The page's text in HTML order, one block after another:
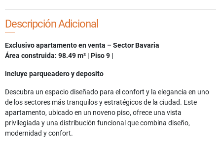
Descripción Adicional
Exclusivo apartamento en venta – Sector Bavaria
Área construida: 98.49 m² | Piso 9 |
incluye parqueadero y deposito
Descubra un espacio diseñado para el confort y la elegancia en uno
de los sectores más tranquilos y estratégicos de la ciudad. Este
apartamento, ubicado en un noveno piso, ofrece una vista
privilegiada y una distribución funcional que combina diseño,
modernidad y confort.